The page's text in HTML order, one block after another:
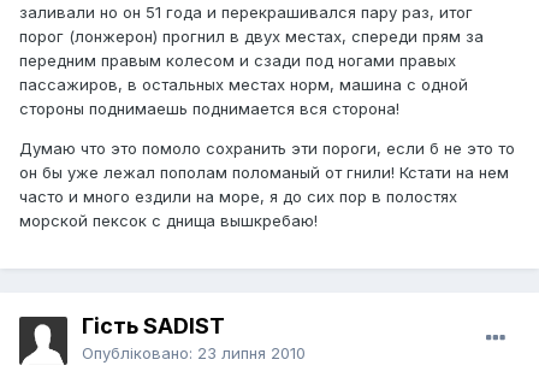
заливали но он 51 года и перекрашивался пару раз, итог
порог (лонжерон) прогнил в двух местах, спереди прям за
передним правым колесом и сзади под ногами правых
пассажиров, в остальных местах норм, машина с одной
стороны поднимаешь поднимается вся сторона!
Думаю что это помоло сохранить эти пороги, если б не это то
он бы уже лежал пополам поломаный от гнили! Кстати на нем
часто и много ездили на море, я до сих пор в полостях
морской пексок с днища вышкребаю!
Гість SADIST
Опубліковано: 23 липня 2010